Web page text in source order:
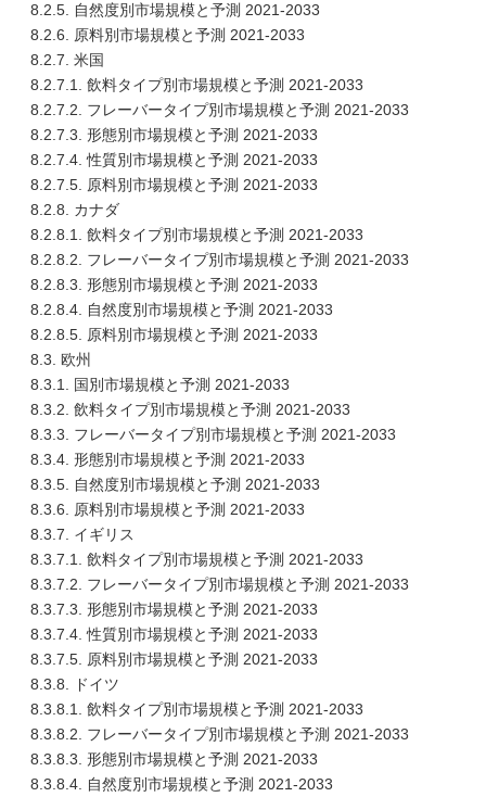
8.2.5. 自然度別市場規模と予測 2021-2033
8.2.6. 原料別市場規模と予測 2021-2033
8.2.7. 米国
8.2.7.1. 飲料タイプ別市場規模と予測 2021-2033
8.2.7.2. フレーバータイプ別市場規模と予測 2021-2033
8.2.7.3. 形態別市場規模と予測 2021-2033
8.2.7.4. 性質別市場規模と予測 2021-2033
8.2.7.5. 原料別市場規模と予測 2021-2033
8.2.8. カナダ
8.2.8.1. 飲料タイプ別市場規模と予測 2021-2033
8.2.8.2. フレーバータイプ別市場規模と予測 2021-2033
8.2.8.3. 形態別市場規模と予測 2021-2033
8.2.8.4. 自然度別市場規模と予測 2021-2033
8.2.8.5. 原料別市場規模と予測 2021-2033
8.3. 欧州
8.3.1. 国別市場規模と予測 2021-2033
8.3.2. 飲料タイプ別市場規模と予測 2021-2033
8.3.3. フレーバータイプ別市場規模と予測 2021-2033
8.3.4. 形態別市場規模と予測 2021-2033
8.3.5. 自然度別市場規模と予測 2021-2033
8.3.6. 原料別市場規模と予測 2021-2033
8.3.7. イギリス
8.3.7.1. 飲料タイプ別市場規模と予測 2021-2033
8.3.7.2. フレーバータイプ別市場規模と予測 2021-2033
8.3.7.3. 形態別市場規模と予測 2021-2033
8.3.7.4. 性質別市場規模と予測 2021-2033
8.3.7.5. 原料別市場規模と予測 2021-2033
8.3.8. ドイツ
8.3.8.1. 飲料タイプ別市場規模と予測 2021-2033
8.3.8.2. フレーバータイプ別市場規模と予測 2021-2033
8.3.8.3. 形態別市場規模と予測 2021-2033
8.3.8.4. 自然度別市場規模と予測 2021-2033